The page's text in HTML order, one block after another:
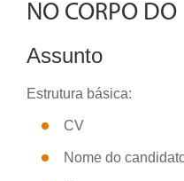
NO CORPO
Assunto
Estrutura básica:
CV
Nome do